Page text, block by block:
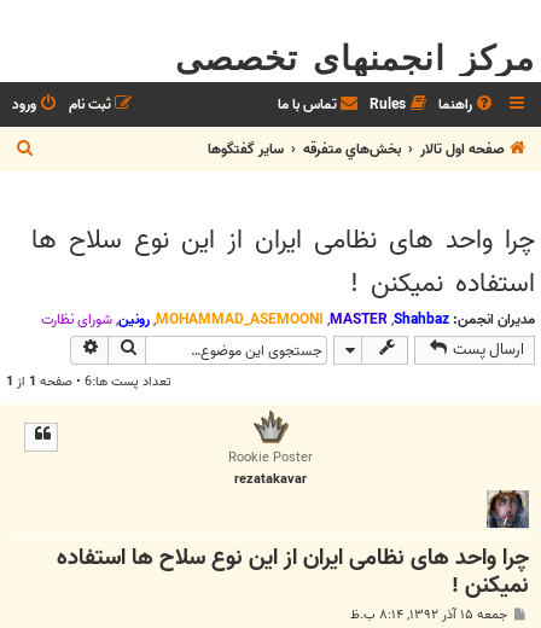
مرکز انجمنهای تخصصی
راهنما Rules تماس با ما ورود
ثبت نام
صفحه اول تالار
بخش‌‌هاي متفرقه ساير گفتگوها
س
چرا واحد های نظامی ایران از این نوع سلاح ها
استفاده نمیکنن !
مدیران انجمن: Shahbaz
,
MASTER
,
MOHAMMAD_ASEMOONI
,رونین,شوراي نظارت
ارسال پست جستجو
تعداد پست ها:6 • صفحه 1 از 1
Rookie Poster
rezatakavar
چرا واحد های نظامی ایران از این نوع سلاح ها استفاده
نمیکنن !
جمعه ۱۵ آذر ۱۳۹۲, ۸:۱۴ ب.ظ